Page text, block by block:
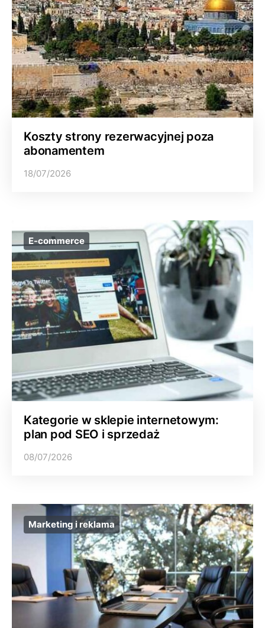
Koszty strony rezerwacyjnej poza
abonamentem
18/07/2026
E-commerce
Kategorie w sklepie internetowym:
plan pod SEO i sprzedaż
08/07/2026
Marketing i reklama